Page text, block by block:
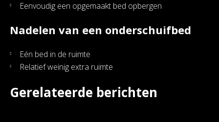
Eenvoudig een opgemaakt bed opbergen
Nadelen van een onderschuifbed
Eén bed in de ruimte
Relatief weinig extra ruimte
Gerelateerde berichten